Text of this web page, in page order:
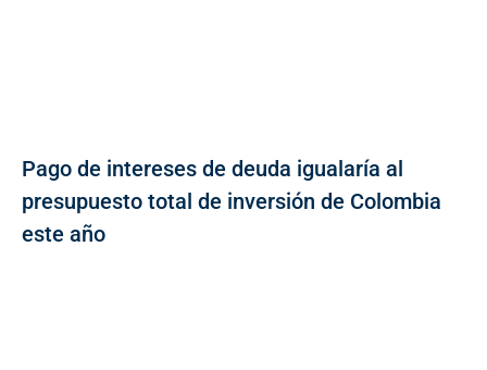
Pago de intereses de deuda igualaría al
presupuesto total de inversión de Colombia
este año